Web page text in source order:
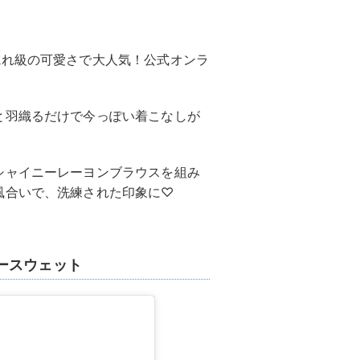
級の可愛さで大人気！公式オンラ
織るだけで今っぽい着こなしが
イニーレーヨンブラウスを組み
合いで、洗練された印象に♡
スウェット